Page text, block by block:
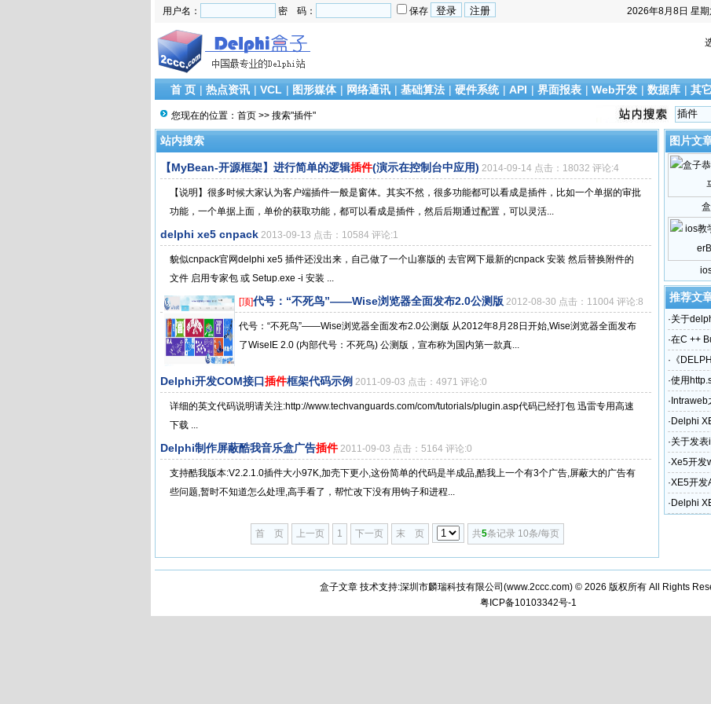
2026年8月8日 星
用户名： 密 码： 保存
首 页 | 热点资讯 | VCL | 图形媒体 | 网络通讯 | 基础算法 | 硬件系统 | API | 界面报表 | Web开发 | 数据库 | 其
您现在的位置： 首页 >> 搜索"插件"
站内搜索
【MyBean-开源框架】进行简单的逻辑插件(演示在控制台中应用) 2014-09-14 点击：18032 评论:4
【说明】很多时候大家认为客户端插件一般是窗体。其实不然，很多功能都可以看成是插件，比如一个单据的审批
功能，一个单据上面，单价的获取功能，都可以看成是插件，然后后期通过配置，可以灵活...
delphi xe5 cnpack 2013-09-13 点击：10584 评论:1
貌似cnpack官网delphi xe5 插件还没出来，自己做了一个山寨版的 去官网下最新的cnpack 安装 然后替换附件的
文件 启用专家包 或 Setup.exe -i 安装 ...
[顶]代号：“不死鸟”——Wise浏览器全面发布2.0公测版 2012-08-30 点击：11004 评论:8
代号：“不死鸟”——Wise浏览器全面发布2.0公测版 从2012年8月28日开始,Wise浏览器全面发布
了WiseIE 2.0 (内部代号：不死鸟) 公测版，宣布称为国内第一款真...
Delphi开发COM接口插件框架代码示例 2011-09-03 点击：4971 评论:0
详细的英文代码说明请关注:http://www.techvanguards.com/com/tutorials/plugin.asp代码已经打包 迅雷专用高速
下载 ...
Delphi制作屏蔽酷我音乐盒广告插件 2011-09-03 点击：5164 评论:0
支持酷我版本:V2.2.1.0插件大小97K,加壳下更小,这份简单的代码是半成品,酷我上一个有3个广告,屏蔽大的广告有
些问题,暂时不知道怎么处理,高手看了，帮忙改下没有用钩子和进程...
首 页 上一页 1 下一页 末 页 共5条记录 10条/每页
图片文
推荐文
·关于
·在C ++
· 《
·使用
·
· Delphi
·关于发
奖励政策
·Xe5开发
·XE5开发
和电话)
· Delphi
盒子文章 技术支持:深圳市麟瑞科技有限公司(www.2ccc.com) © 2026 版权所有 All Rights
粤ICP备10103342号-1